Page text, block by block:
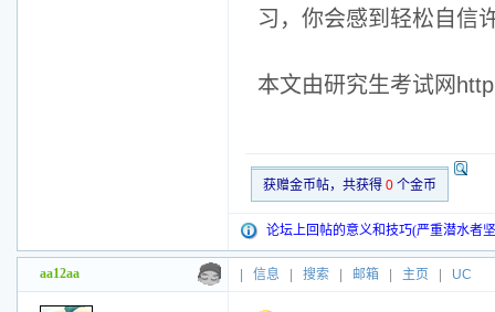
习，你会感到轻松自信
本文由研究生考试网
获赠金币帖，共获得 0 个金币
论坛上回帖的意义和技巧(严重潜水者
aa12aa 信息 搜索 邮箱 主页 UC